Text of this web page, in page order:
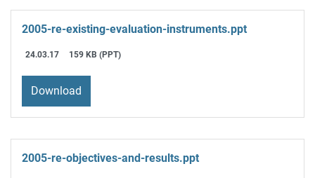
2005-re-existing-evaluation-instruments.ppt
24.03.17 159 KB (PPT)
Download
2005-re-objectives-and-results.ppt